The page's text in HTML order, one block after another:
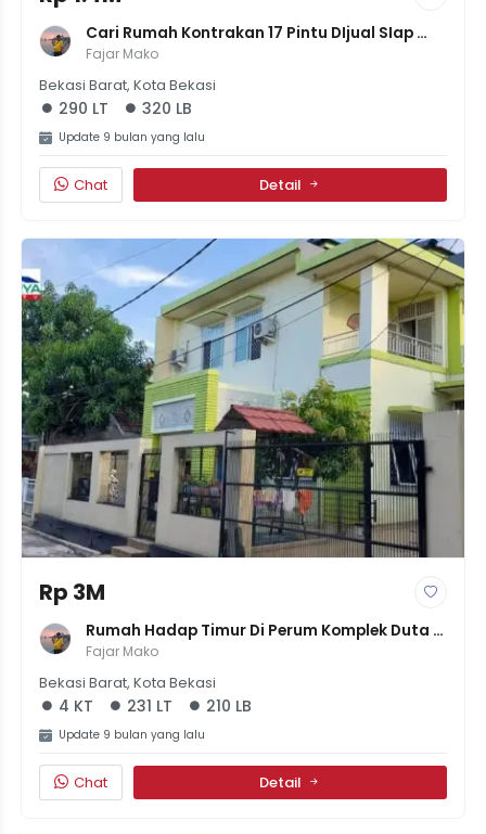
Cari Rumah Kontrakan 17 Pintu DIjual SIap
Huni Di Kranji Bekasi
Fajar Mako
Bekasi Barat, Kota Bekasi
290 LT 320 LB
Update 9 bulan yang lalu
Chat Detail
Rp 3M
Rumah Hadap Timur Di Perum Komplek Duta
Kranji | 5KT | 231 LT
Fajar Mako
Bekasi Barat, Kota Bekasi
4 KT 231 LT 210 LB
Update 9 bulan yang lalu
Chat Detail